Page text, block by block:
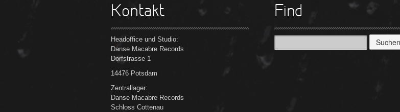
Kontakt
Headoffice und Studio:
Danse Macabre Records
Dorfstrasse 1
14476 Potsdam
Zentrallager:
Danse Macabre Records
Schloss Cottenau
Find
Suchen
nach: